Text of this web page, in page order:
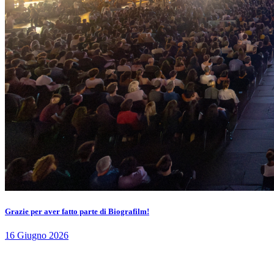
Grazie per aver fatto parte di Biografilm!
16 Giugno 2026